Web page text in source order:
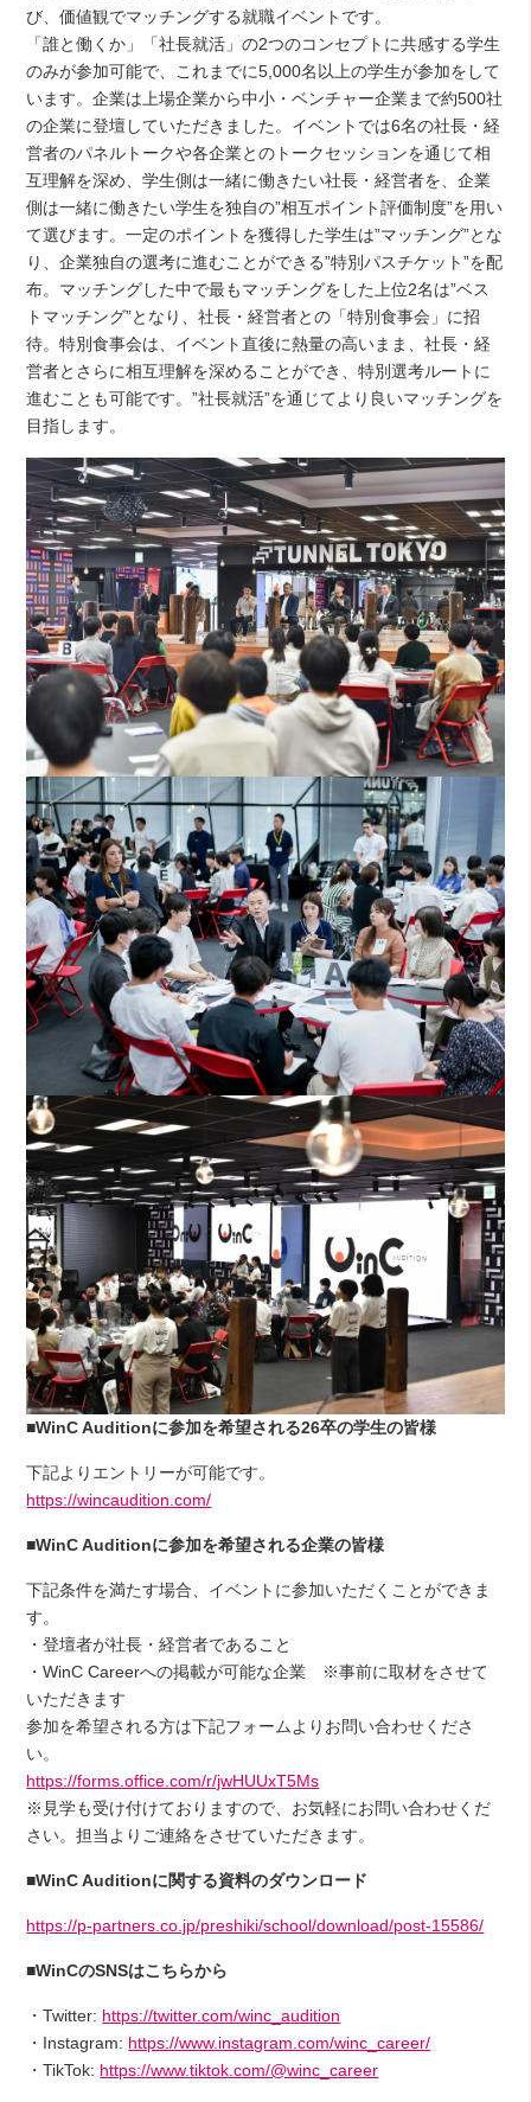
び、価値観でマッチングする就職イベントです。
「誰と働くか」「社長就活」の2つのコンセプトに共感する学生
のみが参加可能で、これまでに5,000名以上の学生が参加をして
います。企業は上場企業から中小・ベンチャー企業まで約500社
の企業に登壇していただきました。イベントでは6名の社長・経
営者のパネルトークや各企業とのトークセッションを通じて相
互理解を深め、学生側は一緒に働きたい社長・経営者を、企業
側は一緒に働きたい学生を独自の”相互ポイント評価制度”を用い
て選びます。一定のポイントを獲得した学生は”マッチング”とな
り、企業独自の選考に進むことができる”特別パスチケット”を配
布。マッチングした中で最もマッチングをした上位2名は”ベス
トマッチング”となり、社長・経営者との「特別食事会」に招
待。特別食事会は、イベント直後に熱量の高いまま、社長・経
営者とさらに相互理解を深めることができ、特別選考ルートに
進むことも可能です。”社長就活”を通じてより良いマッチングを
目指します。
■WinC Auditionに参加を希望される26卒の学生の皆様
下記よりエントリーが可能です。
https://wincaudition.com/
■WinC Auditionに参加を希望される企業の皆様
下記条件を満たす場合、イベントに参加いただくことができま
す。
・登壇者が社長・経営者であること
・WinC Careerへの掲載が可能な企業 ※事前に取材をさせて
いただきます
参加を希望される方は下記フォームよりお問い合わせくださ
い。
https://forms.office.com/r/jwHUUxT5Ms
※見学も受け付けておりますので、お気軽にお問い合わせくだ
さい。担当よりご連絡をさせていただきます。
■WinC Auditionに関する資料のダウンロード
https://p-partners.co.jp/preshiki/school/download/post-15586/
■WinCのSNSはこちらから
・Twitter: https://twitter.com/winc_audition
・Instagram: https://www.instagram.com/winc_career/
・TikTok: https://www.tiktok.com/@winc_career